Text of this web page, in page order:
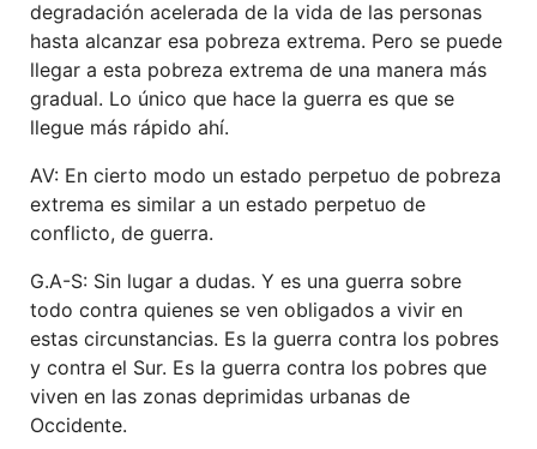
degradación acelerada de la vida de las personas
hasta alcanzar esa pobreza extrema. Pero se puede
llegar a esta pobreza extrema de una manera más
gradual. Lo único que hace la guerra es que se
llegue más rápido ahí.
AV: En cierto modo un estado perpetuo de pobreza
extrema es similar a un estado perpetuo de
conflicto, de guerra.
G.A-S: Sin lugar a dudas. Y es una guerra sobre
todo contra quienes se ven obligados a vivir en
estas circunstancias. Es la guerra contra los pobres
y contra el Sur. Es la guerra contra los pobres que
viven en las zonas deprimidas urbanas de
Occidente.